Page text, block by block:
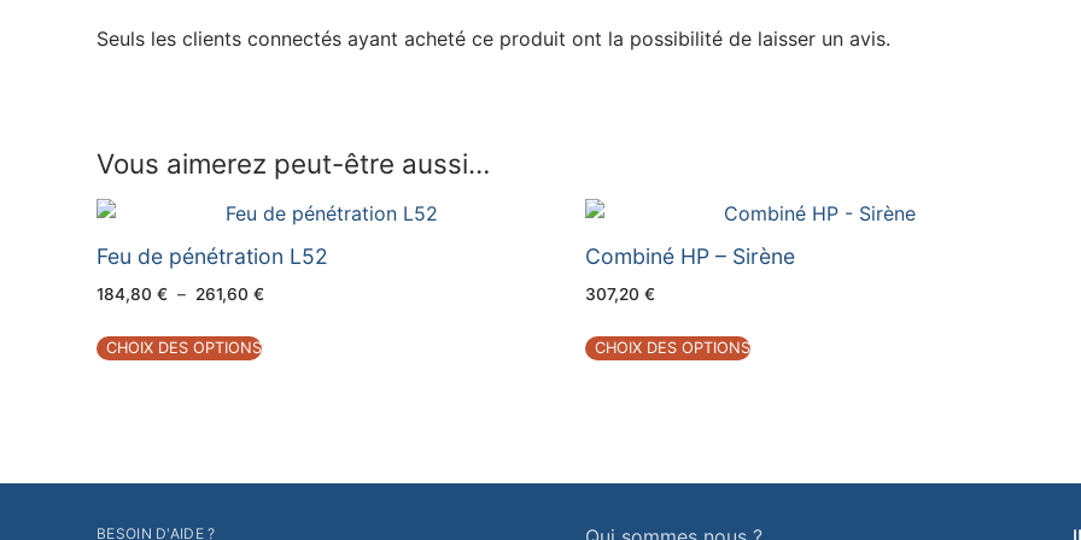
Seuls les clients connectés ayant acheté ce produit ont la possibilité de laisser un avis.
Vous aimerez peut-être aussi…
Feu de pénétration L52
184,80 € – 261,60 €Plage
CHOIX DES OPTIONS
Combiné HP – Sirène
307,20€
CHOIX DES OPTIONS
BESOIN D'AIDE ?